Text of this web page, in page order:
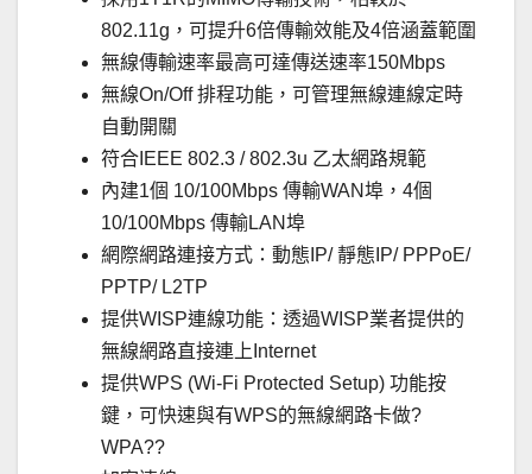
802.11g，可提升6倍傳輸效能及4倍涵蓋範圍
無線傳輸速率最高可達傳送速率150Mbps
無線On/Off 排程功能，可管理無線連線定時
自動開關
符合IEEE 802.3 / 802.3u 乙太網路規範
內建1個 10/100Mbps 傳輸WAN埠，4個
10/100Mbps 傳輸LAN埠
網際網路連接方式：動態IP/ 靜態IP/ PPPoE/
PPTP/ L2TP
提供WISP連線功能：透過WISP業者提供的
無線網路直接連上Internet
提供WPS (Wi-Fi Protected Setup) 功能按
鍵，可快速與有WPS的無線網路卡做?
WPA??